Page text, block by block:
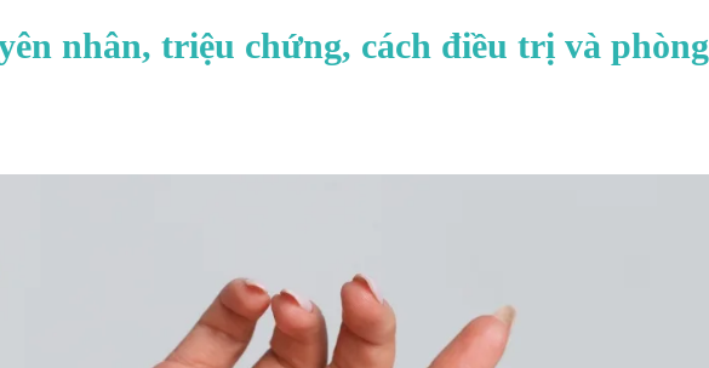
nhân, triệu chứng, cách điều trị và phòng